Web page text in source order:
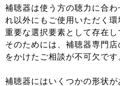
補聴器は使う方の聴力に合
れ以外にもご使用いただく
重要な選択要素として存在し
そのためには、補聴器専門
をかけたご相談が不可欠です
補聴器にはいくつかの形状